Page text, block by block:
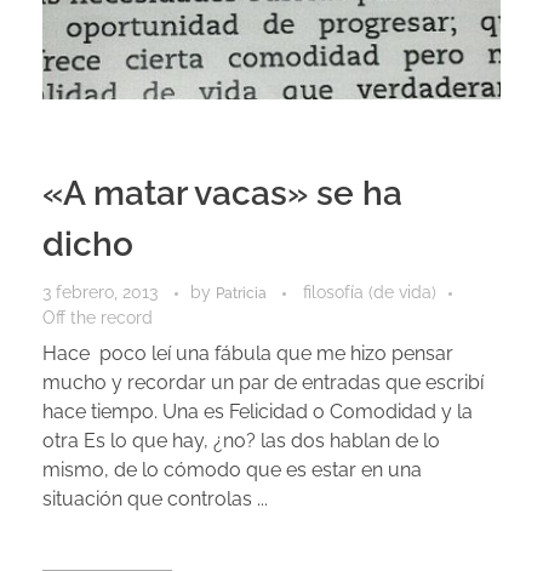
«A matar vacas» se ha
dicho
3 febrero, 2013 by Patricia
filosofía (de vida)
Off the record
Hace poco leí una fábula que me hizo pensar
mucho y recordar un par de entradas que escribí
hace tiempo. Una es Felicidad o Comodidad y la
otra Es lo que hay, ¿no? las dos hablan de lo
mismo, de lo cómodo que es estar en una
situación que controlas ...